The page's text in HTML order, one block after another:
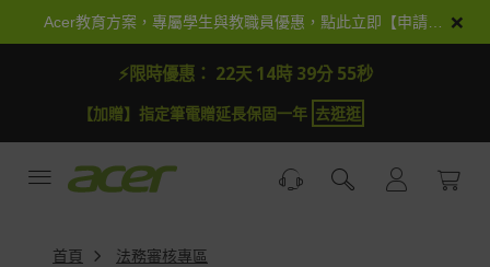
×
⚡限時優惠： 22天 14時 39分 54秒
【加贈】指定筆電贈延長保固一年 去逛逛
首頁 法務審核專區